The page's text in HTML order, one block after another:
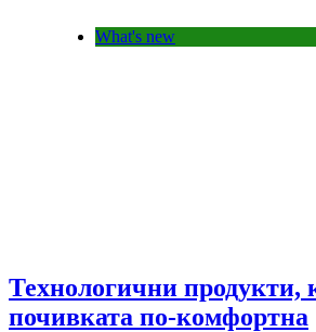
What's new
Технологични продукти,
почивката по-комфортна